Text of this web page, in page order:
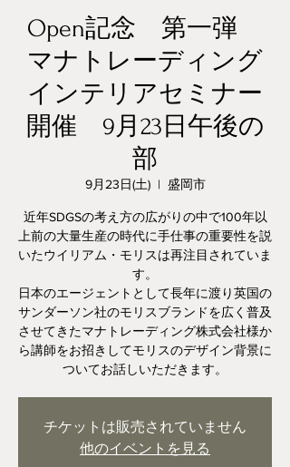
Open記念 第一弾
マナトレーディング
インテリアセミナー
開催 9月23日午後の
部
9月23日(土)
  |
盛岡市
近年SDGSの考え方の広がりの中で100年以
上前の大量生産の時代に手仕事の重要性を説
いたウイリアム・モリスは再注目されていま
す。
日本のエージェントとして長年に渡り英国の
サンダーソン社のモリスブランドを広く普及
させてきたマナトレーディング株式会社様か
ら講師をお招きしてモリスのデザイン背景に
ついてお話しいただきます。
チケットは販売されていません
他のイベントを見る